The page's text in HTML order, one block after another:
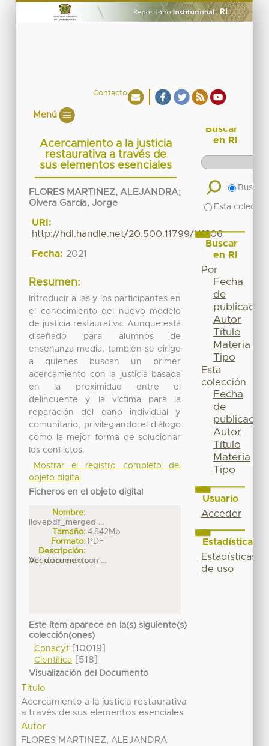
Contacto
Menú
Acercamiento a la justicia
restaurativa a través de
sus elementos esenciales
FLORES MARTINEZ, ALEJANDRA;
Olvera García, Jorge
URI:
http://hdl.handle.net/20.500.11799/111306
Fecha: 2021
Resumen:
Introducir a las y los participantes en
el conocimiento del nuevo modelo
de justicia restaurativa. Aunque está
diseñado para alumnos de
enseñanza media, también se dirige
a quienes buscan un primer
acercamiento con la justicia basada
en la proximidad entre el
delincuente y la víctima para la
reparación del daño individual y
comunitario, privilegiando el diálogo
como la mejor forma de solucionar
los conflictos.
Mostrar el registro completo del
objeto digital
Ficheros en el objeto digital
Nombre:
ilovepdf_merged ...
Tamaño: 4.842Mb
Formato: PDF
Descripción:
Acercamiento con ...
Ver documento
Este ítem aparece en la(s) siguiente(s)
colección(ones)
Conacyt[10019]
Científica[518]
Visualización del Documento
Título
Acercamiento a la justicia restaurativa
a través de sus elementos esenciales
Autor
FLORES MARTINEZ, ALEJANDRA
Buscar
en RI
Buscar
Esta
Buscar
en RI
Por
Fecha
de
publicación
Autor
Título
Materia
Tipo
Esta
colección
Fecha
de
publicación
Autor
Título
Materia
Tipo
Usuario
Acceder
Estadísticas
Estadísticas
de uso